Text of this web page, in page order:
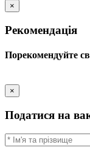
×
Рекомендація
Порекомендуйте
×
Податися на